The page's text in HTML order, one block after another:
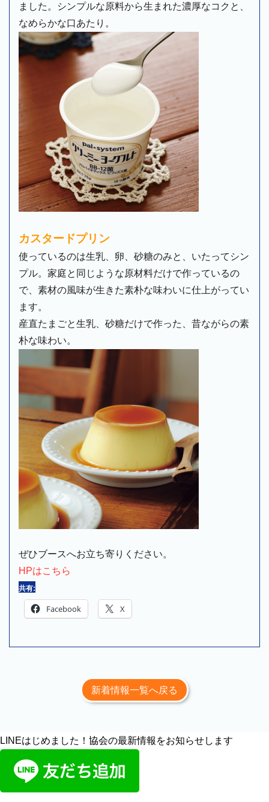
ました。シンプルな原料から生まれた濃厚なコクと、
カスタードプリン
使っているのは生乳、卵、砂糖のみと、いたってシン
プル。家庭と同じような原材料だけで作っているの
で、素材の風味が生きた素朴な味わいに仕上がってい
ます。
産直たまごと生乳、砂糖だけで作った、昔ながらの素
ぜひブースへお立ち寄りください。
HPはこちら
共有:
Facebook X
新着情報一覧へ戻る
LINEはじめました！協会の最新情報をお知らせします